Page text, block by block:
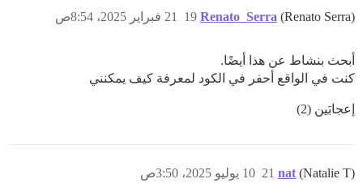
Renato_Serra (Renato Serra) 21 فبراير 2025، 8:54ص 19
أبحث بنشاط عن هذا أيضًا.
كنت في الواقع أحفر في الكود لمعرفة كيف يمكنني
إعجابَين (2)
nat (Natalie T) 10 يوليو 2025، 3:50ص 21